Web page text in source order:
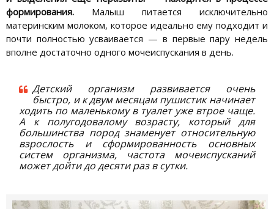
формирования. Малыш питается исключительно
материнским молоком, которое идеально ему подходит и
почти полностью усваивается — в первые пару недель
вполне достаточно одного мочеиспускания в день.
Детский организм развивается очень
быстро, и к двум месяцам пушистик начинает
ходить по маленькому в туалет уже втрое чаще.
А к полугодовалому возрасту, который для
большинства пород знаменует относительную
взрослость и сформированность основных
систем организма, частота мочеиспусканий
может дойти до десяти раз в сутки.